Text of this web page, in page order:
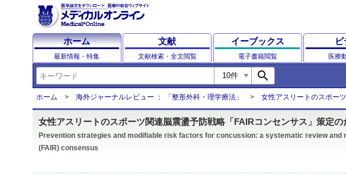
ホーム
最新情報・特集
文献
文献検索・全文閲覧
イーブックス
電子書籍閲覧
ビ
医療
search
ホーム 海外ジャーナルレビュー ： 「整形外科・理学療法」 女性アスリートのスポー
女性アスリートのスポーツ関連脳震盪予防戦略「FAIRコンセンサス」策定の
Prevention strategies and modifiable risk factors for concussion: a systematic review
(FAIR) consensus